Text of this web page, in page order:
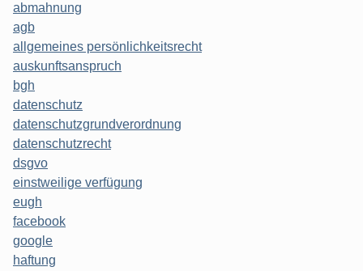
abmahnung
agb
allgemeines persönlichkeitsrecht
auskunftsanspruch
bgh
datenschutz
datenschutzgrundverordnung
datenschutzrecht
dsgvo
einstweilige verfügung
eugh
facebook
google
haftung